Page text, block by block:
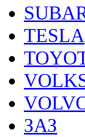
TESLA
ЗАЗ